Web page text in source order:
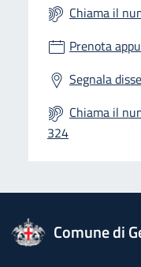
Chiama il
Prenota
Segnala
Chiama il
324
logo Unione Europea
Comune di